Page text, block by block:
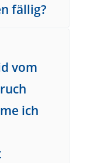
fällig?
vom
ich